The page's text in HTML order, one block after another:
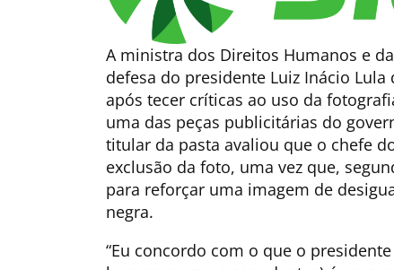
A ministra dos Direitos Humanos e
defesa do presidente Luiz Inácio
após tecer críticas ao uso da
uma das peças publicitárias do
titular da pasta avaliou que o chefe
exclusão da foto, uma vez que,
para reforçar uma imagem de
negra.
“Eu concordo com o que o